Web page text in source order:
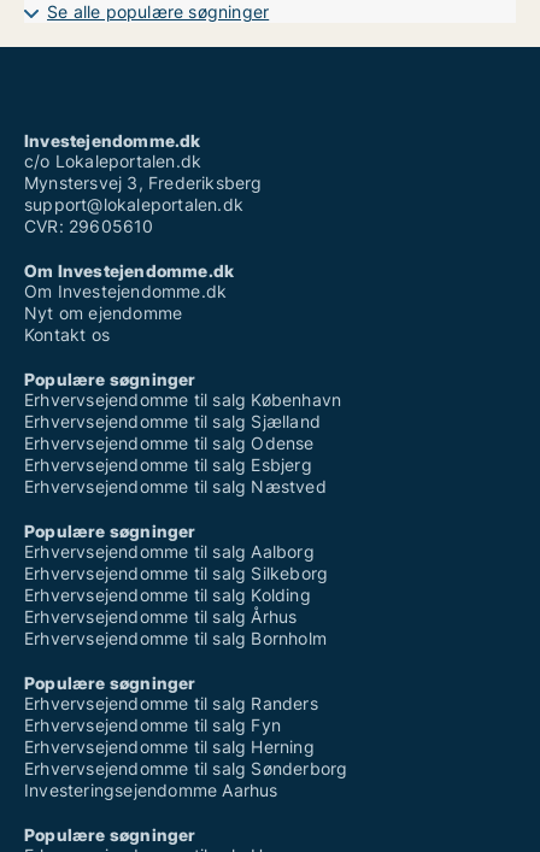
Se alle populære søgninger
Investejendomme.dk
c/o Lokaleportalen.dk
Mynstersvej 3, Frederiksberg
support@lokaleportalen.dk
CVR: 29605610
Om Investejendomme.dk
Om Investejendomme.dk
Nyt om ejendomme
Kontakt os
Populære søgninger
Erhvervsejendomme til salg København
Erhvervsejendomme til salg Sjælland
Erhvervsejendomme til salg Odense
Erhvervsejendomme til salg Esbjerg
Erhvervsejendomme til salg Næstved
Populære søgninger
Erhvervsejendomme til salg Aalborg
Erhvervsejendomme til salg Silkeborg
Erhvervsejendomme til salg Kolding
Erhvervsejendomme til salg Århus
Erhvervsejendomme til salg Bornholm
Populære søgninger
Erhvervsejendomme til salg Randers
Erhvervsejendomme til salg Fyn
Erhvervsejendomme til salg Herning
Erhvervsejendomme til salg Sønderborg
Investeringsejendomme Aarhus
Populære søgninger